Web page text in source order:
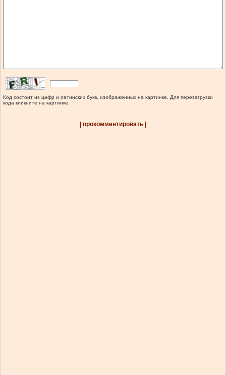
Код состоит из цифр и латинских букв, изображенных на картинке. Для перезагрузки
кода кликните на картинке.
| прокомментировать |